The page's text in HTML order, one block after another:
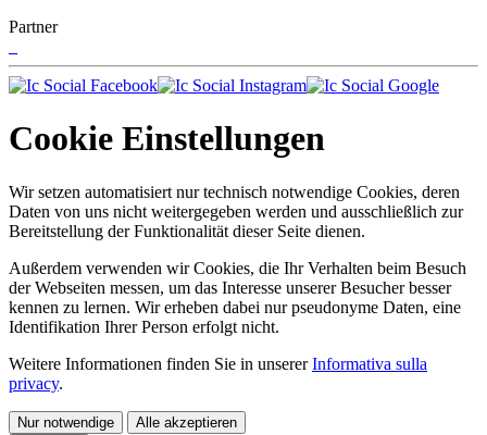
Partner
Cookie Einstellungen
Wir setzen automatisiert nur technisch notwendige Cookies, deren
Daten von uns nicht weitergegeben werden und ausschließlich zur
Bereitstellung der Funktionalität dieser Seite dienen.
Außerdem verwenden wir Cookies, die Ihr Verhalten beim Besuch
der Webseiten messen, um das Interesse unserer Besucher besser
kennen zu lernen. Wir erheben dabei nur pseudonyme Daten, eine
Identifikation Ihrer Person erfolgt nicht.
Weitere Informationen finden Sie in unsererInformativa sulla
privacy.
Nur notwendige
Alle akzeptieren